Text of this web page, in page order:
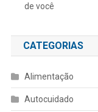
de você
CATEGORIAS
Alimentação
Autocuidado